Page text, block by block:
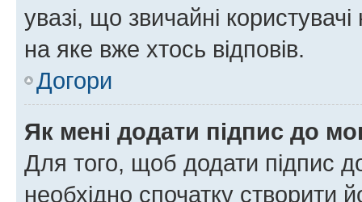
увазі, що звичайні
на яке вже хтось відповів.
Догори
Як мені додати підпис до
Для того, щоб додати підпис
необхідно спочатку створити